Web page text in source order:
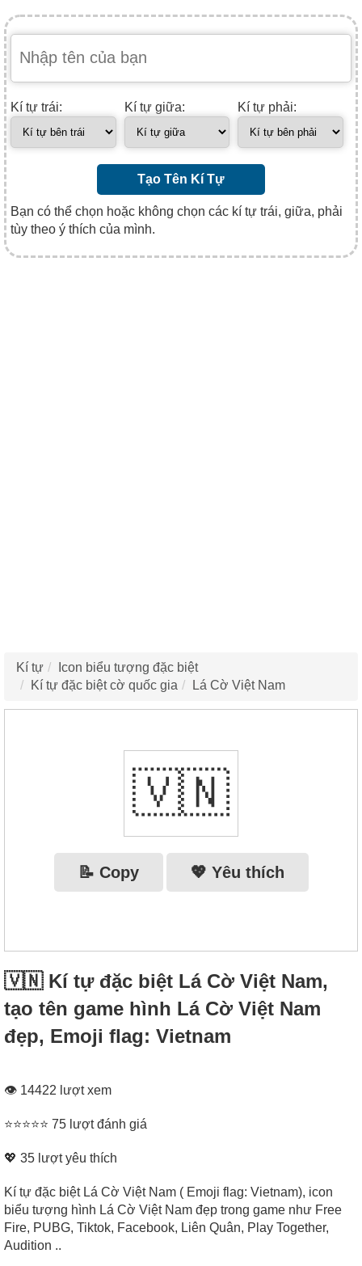
Kí tự trái: Kí tự giữa: Kí tự phải:
Tạo Tên Kí Tự
Bạn có thể chọn hoặc không chọn các kí tự trái, giữa, phải
tùy theo ý thích của mình.
Kí tự
Icon biểu tượng đặc biệt
Kí tự đặc biệt cờ quốc gia
Lá Cờ Việt Nam
🇻🇳
📝 Copy 💖 Yêu thích
🇻🇳 Kí tự đặc biệt Lá Cờ Việt Nam,
tạo tên game hình Lá Cờ Việt Nam
đẹp, Emoji flag: Vietnam
👁 14422 lượt xem
⭐⭐⭐⭐⭐ 75 lượt đánh giá
💖 35 lượt yêu thích
Kí tự đặc biệt Lá Cờ Việt Nam ( Emoji flag: Vietnam), icon
biểu tượng hình Lá Cờ Việt Nam đẹp trong game như Free
Fire, PUBG, Tiktok, Facebook, Liên Quân, Play Together,
Audition ..